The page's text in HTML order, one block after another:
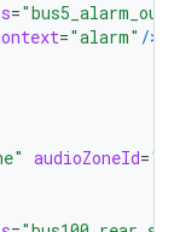
=
="alarm" />
audioZoneId=